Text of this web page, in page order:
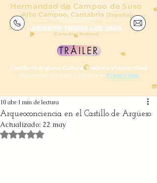
Hermandad de Campoo de Suso
Alto Campoo, Cantabria (España)
- ABIERTO TODOS LOS DÍAS -
(Consultar festivos)
TRÁILER
Castillo de Argüeso: Cultura, Tradición y Modernidad
Documental completo disponible en Prime Video
Arqueoconciencia en el Castillo de Argüeso
10 abr 1 min de lectura
Actualizado: 22 may
Obtuvo NaN de 5 estrellas.